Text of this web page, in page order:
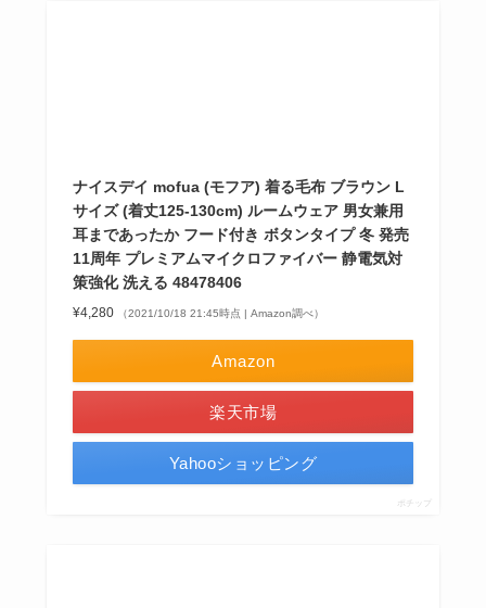
ナイスデイ mofua (モフア) 着る毛布 ブラウン L
サイズ (着丈125-130cm) ルームウェア 男女兼用
耳まであったか フード付き ボタンタイプ 冬 発売
11周年 プレミアムマイクロファイバー 静電気対
策強化 洗える 48478406
¥4,280 （2021/10/18 21:45時点 | Amazon調べ）
Amazon
楽天市場
Yahooショッピング
ポチップ